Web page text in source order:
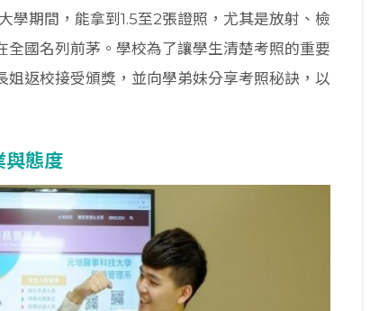
學期間，能拿到1.5至2張證照，尤其是放射、檢
國名列前茅。學校為了讓學生清楚考照的重要
返校接受頒獎，並向學弟妹分享考照秘訣，以
與態度